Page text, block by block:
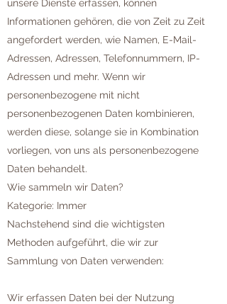
unsere Dienste erfassen, können
Informationen gehören, die von Zeit zu Zeit
angefordert werden, wie Namen, E-Mail-
Adressen, Adressen, Telefonnummern, IP-
Adressen und mehr. Wenn wir
personenbezogene mit nicht
personenbezogenen Daten kombinieren,
werden diese, solange sie in Kombination
vorliegen, von uns als personenbezogene
Daten behandelt.
Wie sammeln wir Daten?
Kategorie: Immer
Nachstehend sind die wichtigsten
Methoden aufgeführt, die wir zur
Sammlung von Daten verwenden:
Wir erfassen Daten bei der Nutzung